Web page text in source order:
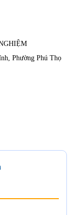
Phường Phú Thọ